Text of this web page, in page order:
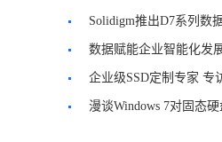
Solidigm推出D7系列数
数据赋能企业智能化发
企业级SSD定制专家 专
漫谈Windows 7对固态